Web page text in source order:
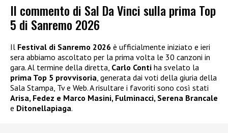
Il commento di Sal Da Vinci sulla prima Top
5 di Sanremo 2026
Il Festival di Sanremo 2026 è ufficialmente iniziato e ieri
sera abbiamo ascoltato per la prima volta le 30 canzoni in
gara. Al termine della diretta, Carlo Conti ha svelato la
prima Top 5 provvisoria , generata dai voti della giuria della
Sala Stampa, Tv e Web. A risultare i favoriti sono così stati
Arisa, Fedez e Marco Masini, Fulminacci, Serena Brancale
e Ditonellapiaga.